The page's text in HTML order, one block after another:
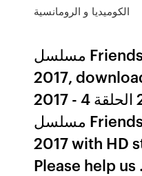
الكوميديا و الرومانسية
مسلسل Friends الموسم 2 الحلقة 4.
2017, download مسلسل Friends
الموسم 2 الحلقة 4 - 2017, watch
مسلسل Friends الموسم 2 الحلقة 4 -
2017 with HD streaming. Report.
Please help us